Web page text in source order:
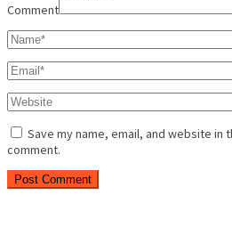
Comment
Save my name, email, and website
comment.